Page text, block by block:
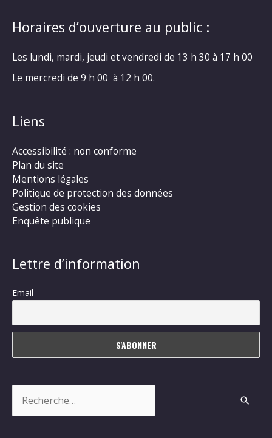
Horaires d’ouverture au public :
Les lundi, mardi, jeudi et vendredi de 13 h 30 à 17 h 00
Le mercredi de 9 h 00 à 12 h 00.
Liens
Accessibilité : non conforme
Plan du site
Mentions légales
Politique de protection des données
Gestion des cookies
Enquête publique
Lettre d’information
Email